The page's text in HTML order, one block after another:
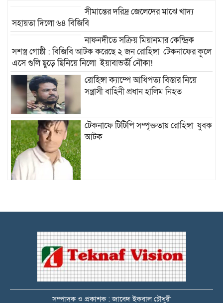
সীমান্তের দরিদ্র জেলেদের মাঝে খাদ্য
সহায়তা দিলো ৬৪ বিজিবি
নাফনদীতে সক্রিয় মিয়ানমার কেন্দ্রিক
সশস্ত্র গোষ্ঠী : বিজিবি আটক করেছে ২ জন রোহিঙ্গা টেকনাফের কূলে
এসে গুলি ছুড়ে ছিনিয়ে নিলো ইয়াবাভর্তী নৌকা!
রোহিঙ্গা ক্যাম্পে আধিপত্য বিস্তার নিয়ে
সন্ত্রাসী বাহিনী প্রধান হালিম নিহত
টেকনাফে টিটিপি সম্পৃক্ততায় রোহিঙ্গা যুবক
আটক
রোহিঙ্গা পাচারকারী! ৯ শ বস্তা সিমেন্ট জব্দ : চক্র প্রধানসহ আটক
টেকনাফে বিদেশি পিস্তল, গুলি উদ্ধার :
কোস্ট গার্ডের জালে ধরা পড়লো ৮ মামলার আসামি ডন রাসেল
টেকনাফে বিদেশি পিস্তলসহ
সম্পাদক ও প্রকাশক : জাবেদ ইকবাল চৌধুরী